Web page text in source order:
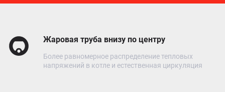
Жаровая труба внизу по центру
Более равномерное распределение тепловых
напряжений в котле и естественная циркуляция